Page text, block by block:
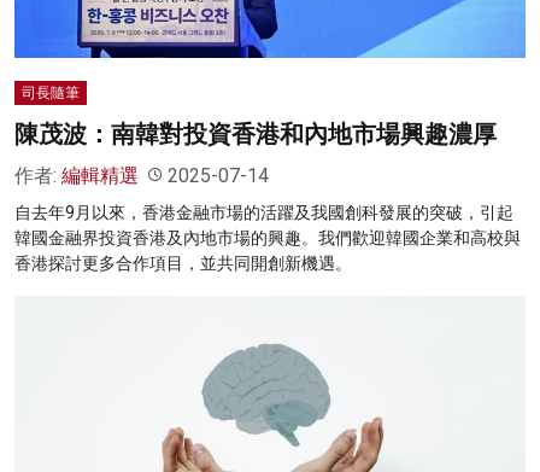
司長隨筆
陳茂波：南韓對投資香港和內地市場興趣濃厚
作者: 編輯精選 2025-07-14
自去年9月以來，香港金融市場的活躍及我國創科發展的突破，引起
韓國金融界投資香港及內地市場的興趣。我們歡迎韓國企業和高校與
香港探討更多合作項目，並共同開創新機遇。